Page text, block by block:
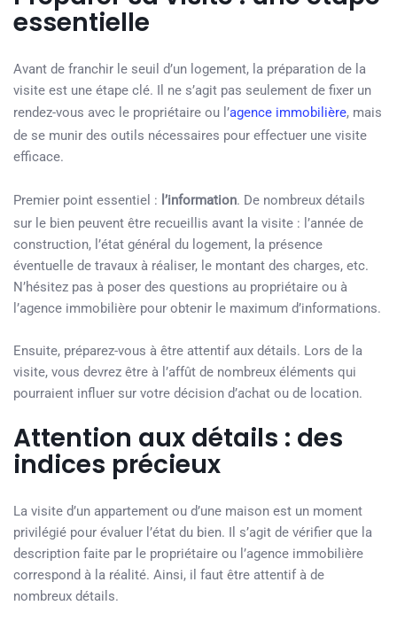
essentielle
Avant de franchir le seuil d’un logement, la préparation de la
visite est une étape clé. Il ne s’agit pas seulement de fixer un
rendez-vous avec le propriétaire ou l’agence immobilière, mais
de se munir des outils nécessaires pour effectuer une visite
efficace.
Premier point essentiel : l’information. De nombreux détails
sur le bien peuvent être recueillis avant la visite : l’année de
construction, l’état général du logement, la présence
éventuelle de travaux à réaliser, le montant des charges, etc.
N’hésitez pas à poser des questions au propriétaire ou à
l’agence immobilière pour obtenir le maximum d’informations.
Ensuite, préparez-vous à être attentif aux détails. Lors de la
visite, vous devrez être à l’affût de nombreux éléments qui
pourraient influer sur votre décision d’achat ou de location.
Attention aux détails : des
indices précieux
La visite d’un appartement ou d’une maison est un moment
privilégié pour évaluer l’état du bien. Il s’agit de vérifier que la
description faite par le propriétaire ou l’agence immobilière
correspond à la réalité. Ainsi, il faut être attentif à de
nombreux détails.